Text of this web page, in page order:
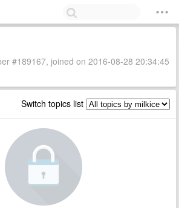
#189167, joined on 2016-08-28 20:34:45
Switch topics list